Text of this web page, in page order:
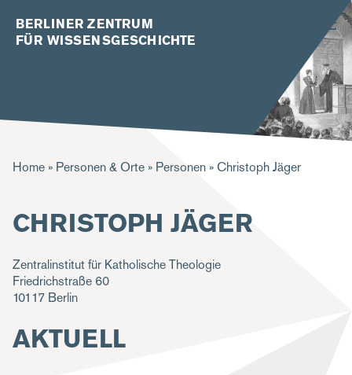
BERLINER ZENTRUM
FÜR WISSENSGESCHICHTE
P
a
n
a
i
Home Personen & Orte Personen Christoph Jäger
CHRISTOPH JÄGER
Zentralinstitut für Katholische Theologie
Friedrichstraße 60
10117 Berlin
AKTUELL